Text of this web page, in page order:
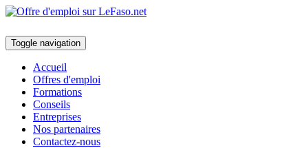
Toggle navigation
Accueil
Offres d'emploi
Formations
Conseils
Entreprises
Nos partenaires
Contactez-nous